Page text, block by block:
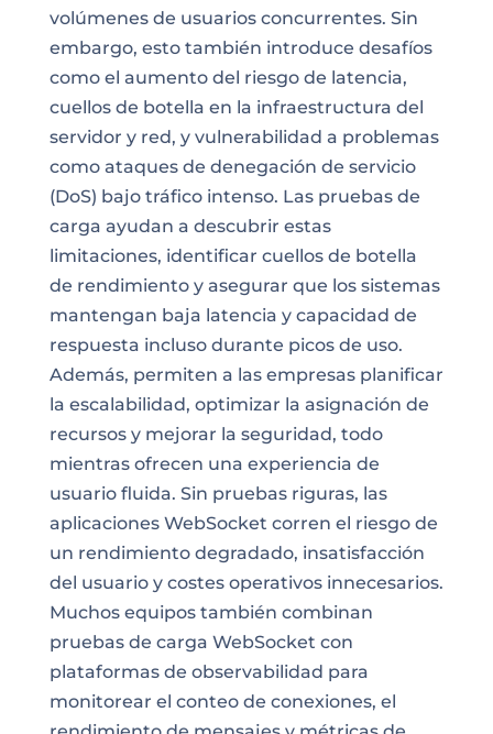
volúmenes de usuarios concurrentes. Sin
embargo, esto también introduce desafíos
como el aumento del riesgo de latencia,
cuellos de botella en la infraestructura del
servidor y red, y vulnerabilidad a problemas
como ataques de denegación de servicio
(DoS) bajo tráfico intenso. Las pruebas de
carga ayudan a descubrir estas
limitaciones, identificar cuellos de botella
de rendimiento y asegurar que los sistemas
mantengan baja latencia y capacidad de
respuesta incluso durante picos de uso.
Además, permiten a las empresas planificar
la escalabilidad, optimizar la asignación de
recursos y mejorar la seguridad, todo
mientras ofrecen una experiencia de
usuario fluida. Sin pruebas riguras, las
aplicaciones WebSocket corren el riesgo de
un rendimiento degradado, insatisfacción
del usuario y costes operativos innecesarios.
Muchos equipos también combinan
pruebas de carga WebSocket con
plataformas de observabilidad para
monitorear el conteo de conexiones, el